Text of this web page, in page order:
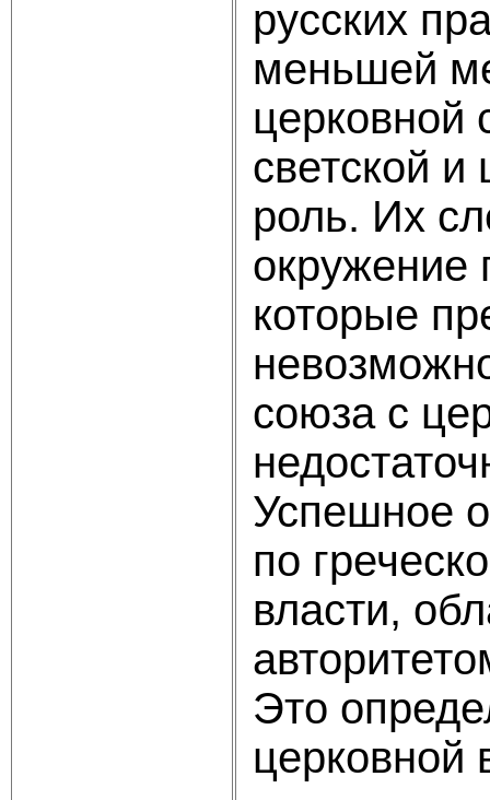
русских
меньшей
церковной
светской
роль. Их
окружение
которые
союза с
Ус­пешное
по
власти,
Это
церковной